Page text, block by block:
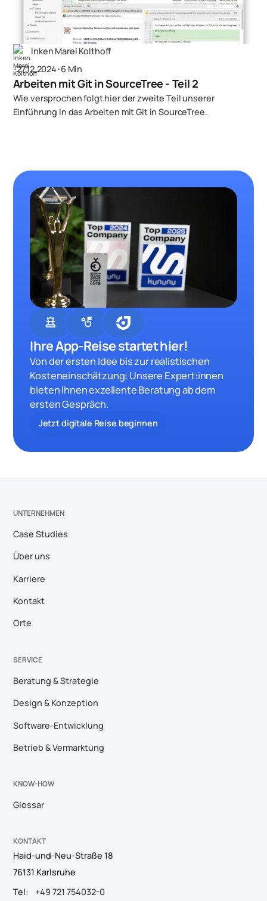
Inken Marei Kolthoff
･27.12.2024･6 Min
Arbeiten mit Git in SourceTree - Teil 2
Wie versprochen folgt hier der zweite Teil unserer
Einführung in das Arbeiten mit Git in SourceTree.
chess strategy
Ihre App-Reise startet hier!
Von der ersten Idee bis zur realistischen
Kosteneinschätzung: Unsere Expert:innen
bieten Ihnen exzellente Beratung ab dem
ersten Gespräch.
Jetzt digitale Reise beginnen
UNTERNEHMEN
Case Studies
Über uns
Karriere
Kontakt
Orte
SERVICE
Beratung & Strategie
Design & Konzeption
Software-Entwicklung
Betrieb & Vermarktung
KNOW-HOW
Glossar
KONTAKT
Haid-und-Neu-Straße 18
76131 Karlsruhe
Tel:
+49 721 754032-0